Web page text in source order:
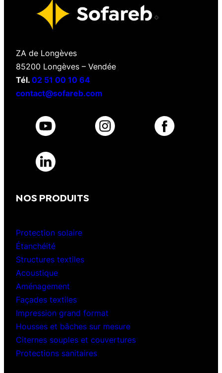
ZA de Longèves
85200 Longèves – Vendée
Tél. 02 51 00 10 64
contact@sofareb.com
NOS PRODUITS
Protection solaire
Étanchéité
Structures textiles
Acoustique
Aménagement
Façades textiles
Impression grand format
Housses et bâches sur mesure
Citernes souples et couvertures
Protections sanitaires